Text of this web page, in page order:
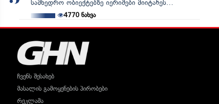
სამხედრო ობიექტებზე იერიშები მიიტანეს...
4770ნახვა
ჩვენს შესახებ
მასალის გამოყენების პირობები
რეკლამა